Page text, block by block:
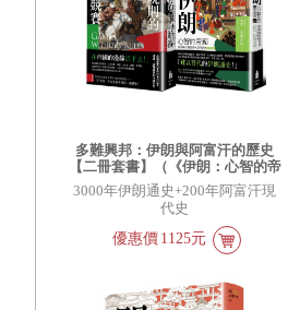
多難興邦：伊朗與阿富汗的歷史
【二冊套書】（《伊朗：心智的帝
國》＋《沒有規則的競賽》）
3000年伊朗通史+200年阿富汗現
代史
優惠價 1125元